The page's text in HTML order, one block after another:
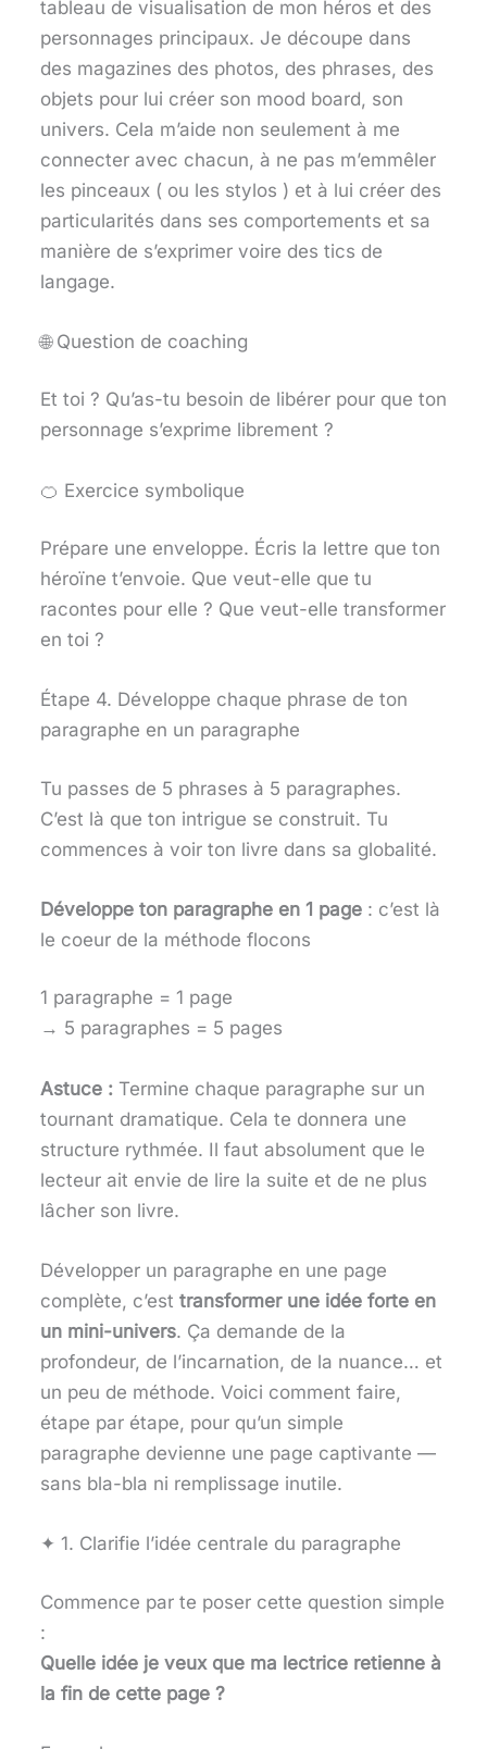
tableau de visualisation de mon héros et des
personnages principaux. Je découpe dans
des magazines des photos, des phrases, des
objets pour lui créer son mood board, son
univers. Cela m’aide non seulement à me
connecter avec chacun, à ne pas m’emmêler
les pinceaux ( ou les stylos ) et à lui créer des
particularités dans ses comportements et sa
manière de s’exprimer voire des tics de
langage.
🌐 Question de coaching
Et toi ? Qu’as-tu besoin de libérer pour que ton
personnage s’exprime librement ?
🍊 Exercice symbolique
Prépare une enveloppe. Écris la lettre que ton
héroïne t’envoie. Que veut-elle que tu
racontes pour elle ? Que veut-elle transformer
en toi ?
Étape 4. Développe chaque phrase de ton
paragraphe en un paragraphe
Tu passes de 5 phrases à 5 paragraphes.
C’est là que ton intrigue se construit. Tu
commences à voir ton livre dans sa globalité.
Développe ton paragraphe en 1 page : c’est là
le coeur de la méthode flocons
1 paragraphe = 1 page
→ 5 paragraphes = 5 pages
Astuce : Termine chaque paragraphe sur un
tournant dramatique. Cela te donnera une
structure rythmée. Il faut absolument que le
lecteur ait envie de lire la suite et de ne plus
lâcher son livre.
Développer un paragraphe en une page
complète, c’est transformer une idée forte en
un mini-univers. Ça demande de la
profondeur, de l’incarnation, de la nuance… et
un peu de méthode. Voici comment faire,
étape par étape, pour qu’un simple
paragraphe devienne une page captivante —
sans bla-bla ni remplissage inutile.
✦ 1. Clarifie l’idée centrale du paragraphe
Commence par te poser cette question simple
:
Quelle idée je veux que ma lectrice retienne à
la fin de cette page ?